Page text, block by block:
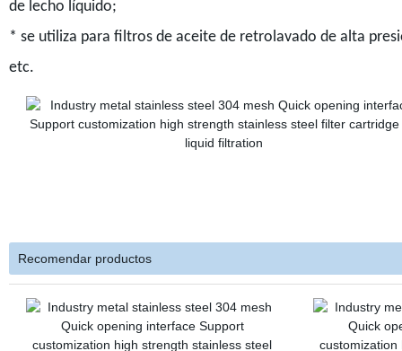
de lecho líquido;
* se utiliza para filtros de aceite de retrolavado de alta
etc.
Recomendar productos